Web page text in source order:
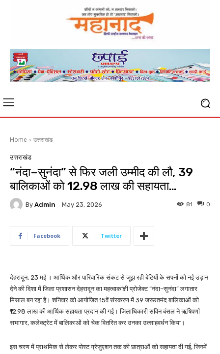
Home उत्तराखंड
उत्तराखंड
“नंदा–सुनंदा” से फिर जली उम्मीद की लौ, 39
बालिकाओं को ₹12.98 लाख की सहायता…
By Admin May 23, 2026 0
81
Facebook Twitter
देहरादून, 23 मई । आर्थिक और पारिवारिक संकट से जूझ रही बेटियों के सपनों को नई उड़ान
देने की दिशा में जिला प्रशासन देहरादून का महत्वाकांक्षी प्रोजेक्ट “नंदा–सुनंदा” लगातार
मिसाल बन रहा है। शनिवार को आयोजित 15वें संस्करण में 39 जरूरतमंद बालिकाओं को
₹12.98 लाख की आर्थिक सहायता प्रदान की गई। जिलाधिकारी सविन बंसल ने ऋषिपर्णा
सभागार, कलेक्ट्रेट में बालिकाओं को चेक वितरित कर उनका उत्साहवर्धन किया।
इस चरण में प्राथमिक से लेकर पोस्ट ग्रेजुएशन तक की छात्राओं को सहायता दी गई, जिनमें